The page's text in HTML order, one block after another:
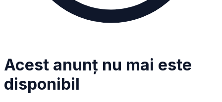
Acest anunț nu mai este
disponibil